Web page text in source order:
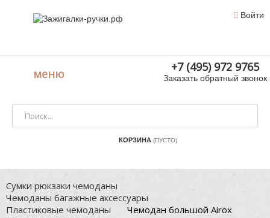
Войти
меню +7 (495) 972 9765
Заказать обратный звонок
КОРЗИНА (ПУСТО)
Сумки рюкзаки чемоданы
Чемоданы багажные аксессуары
Пластиковые чемоданы
Чемодан большой Airox